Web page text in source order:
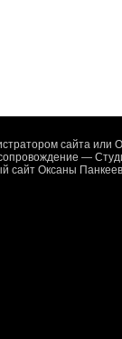
сайта или
—
сайт Оксаны